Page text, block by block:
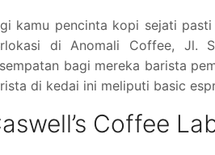
kamu pencinta kopi sejati
di Anomali Coffee, Jl.
bagi mereka barista
di kedai ini meliputi basic
Coffee